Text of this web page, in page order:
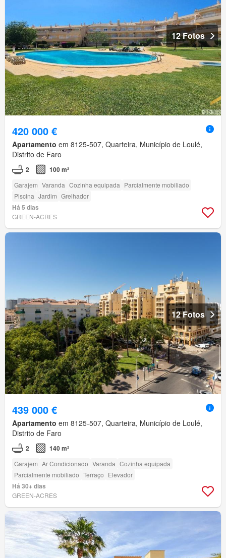
12 Fotos
420 000 €
Apartamento em 8125-507, Quarteira, Município de Loulé,
Distrito de Faro
2 100 m²
Garajem Varanda Cozinha equipada Parcialmente mobiliado
Piscina Jardim Grelhador
Há 5 dias
GREEN-ACRES
12 Fotos
439 000 €
Apartamento em 8125-507, Quarteira, Município de Loulé,
Distrito de Faro
2 140 m²
Garajem Ar Condicionado Varanda Cozinha equipada
Parcialmente mobiliado Terraço Elevador
Há 30+ dias
GREEN-ACRES